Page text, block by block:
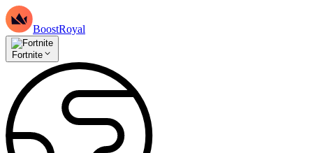
BoostRoyal
Fortnite